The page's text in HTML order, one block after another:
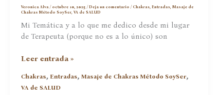
Veronica Alva/octubre 10, 2025/Deja un comentario /Chakras,Entradas,Masaje de
Chakras Método SoySer,VA de SALUD
Mi Temática y a lo que me dedico desde mi lugar
de Terapeuta (porque no es a lo único) son
Chakras
Menopausia
Leer entrada »
Chakras,Entradas,Masaje de Chakras Método SoySer,
VA de SALUD